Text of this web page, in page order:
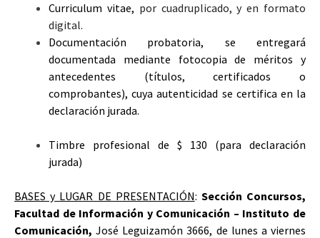
Curriculum vitae, por cuadruplicado, y en formato
digital.
Documentación probatoria, se entregará
documentada mediante fotocopia de méritos y
antecedentes (títulos, certificados o
comprobantes), cuya autenticidad se certifica en la
declaración jurada.
Timbre profesional de $ 130 (para declaración
jurada)
BASES y LUGAR DE PRESENTACIÓN: Sección Concursos,
Facultad de Información y Comunicación – Instituto de
Comunicación,José Leguizamón 3666, de lunes a viernes